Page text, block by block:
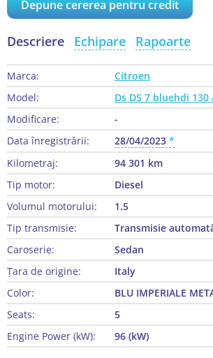
Depune cererea pentru credit
Descriere Echipare Rapoarte
Marca:
Citroen
Model:
Ds DS 7 bluehdi
Modificare:
-
Data înregistrării:
28/04/2023
Kilometraj:
94 301 km
Tip motor:
Diesel
Volumul motorului:
1.5
Tip transmisie:
Transmisie
Caroserie:
Sedan
Țara de origine:
Italy
Color:
BLU IMPERIALE
Seats:
5
Engine Power (kW):
96 (kW)